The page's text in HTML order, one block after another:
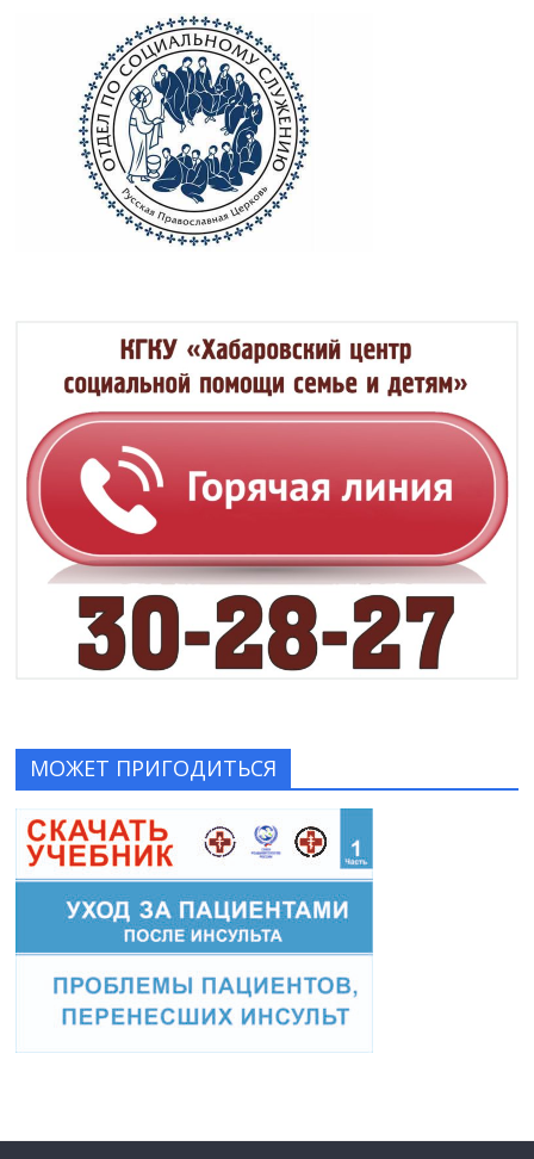
МОЖЕТ ПРИГОДИТЬСЯ